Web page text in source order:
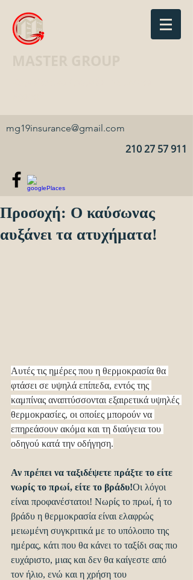
mg19insurance@gmail.com
210 27 57 911
Προσοχή: O καύσωνας
αυξάνει τα ατυχήματα!
Αυτές τις ημέρες που η θερμοκρασία θα
φτάσει σε υψηλά επίπεδα, εντός της
καμπίνας αναπτύσσονται εξαιρετικά υψηλές
θερμοκρασίες, οι οποίες μπορούν να
επηρεάσουν ακόμα και τη διαύγεια του
οδηγού κατά την οδήγηση.
Αν πρέπει να ταξιδέψετε πράξτε το είτε
νωρίς το πρωί, είτε το βράδυ!Οι λόγοι
είναι προφανέστατοι! Νωρίς το πρωί, ή το
βράδυ η θερμοκρασία είναι ελαφρώς
μειωμένη συγκριτικά με το υπόλοιπο της
ημέρας, κάτι που θα κάνει το ταξίδι σας πιο
ευχάριστο, μιας και δεν θα καίγεστε από
τον ήλιο, ενώ και η χρήση του